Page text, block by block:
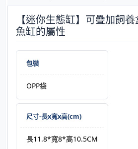
【迷你生態缸】可疊加飼
魚缸的屬性
包裝
OPP袋
尺寸-長x寬x高(cm)
長11.8*寬8*高10.5CM